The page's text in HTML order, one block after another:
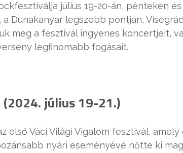
július 19-20-án, pénteken
Dunakanyar legszebb pontján,
meg a fesztivál ingyenes koncertjeit,
legfinomabb fogásait.
július 19-21.)
első Váci Világi Vigalom fesztivál,
nyári eseményévé nőtte ki